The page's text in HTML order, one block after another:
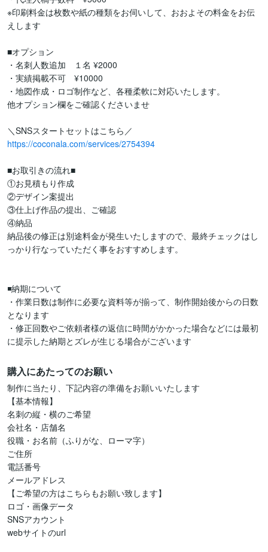
※印刷料金は枚数や紙の種類をお伺いして、おおよその料金をお伝
えします
■オプション
・名刺人数追加　１名 ¥2000
・実績掲載不可　¥10000
・地図作成・ロゴ制作など、各種柔軟に対応いたします。
他オプション欄をご確認くださいませ
https://coconala.com/services/2754394
■お取引きの流れ■
①お見積もり作成
②デザイン案提出
③仕上げ作品の提出、ご確認
④納品
納品後の修正は別途料金が発生いたしますので、最終チェックはし
っかり行なっていただく事をおすすめします。
◾️納期について
・作業日数は制作に必要な資料等が揃って、制作開始後からの日数
となります
・修正回数やご依頼者様の返信に時間がかかった場合などには最初
に提示した納期とズレが生じる場合がございます
購入にあたってのお願い
制作に当たり、下記内容の準備をお願いいたします
【基本情報】
名刺の縦・横のご希望
会社名・店舗名
役職・お名前（ふりがな、ローマ字）
ご住所
電話番号
メールアドレス
【ご希望の方はこちらもお願い致します】
ロゴ・画像データ
SNSアカウント
webサイトのurl